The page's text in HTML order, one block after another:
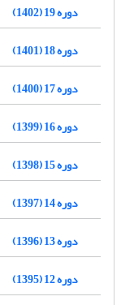
دوره 19 (1402)
دوره 18 (1401)
دوره 17 (1400)
دوره 16 (1399)
دوره 15 (1398)
دوره 14 (1397)
دوره 13 (1396)
دوره 12 (1395)